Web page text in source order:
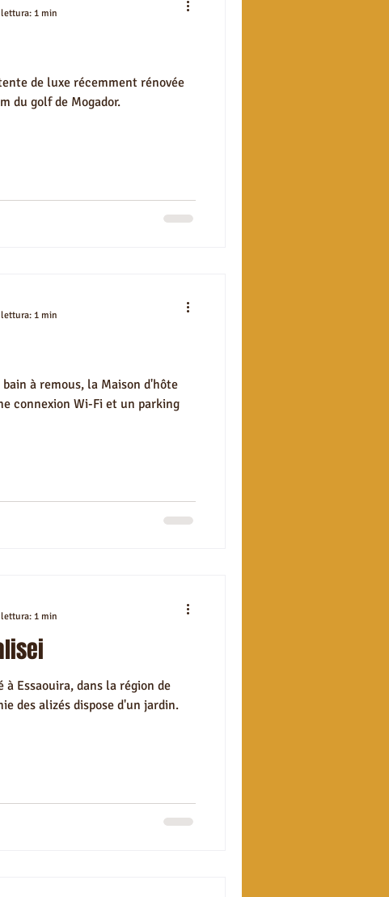
de luxe récemment rénovée
du golf de Mogador.
lettura: 1 min
à remous, la Maison d'hôte
connexion Wi-Fi et un parking
lettura: 1 min
à Essaouira, dans la région de
des alizés dispose d'un jardin.
lettura: 1 min